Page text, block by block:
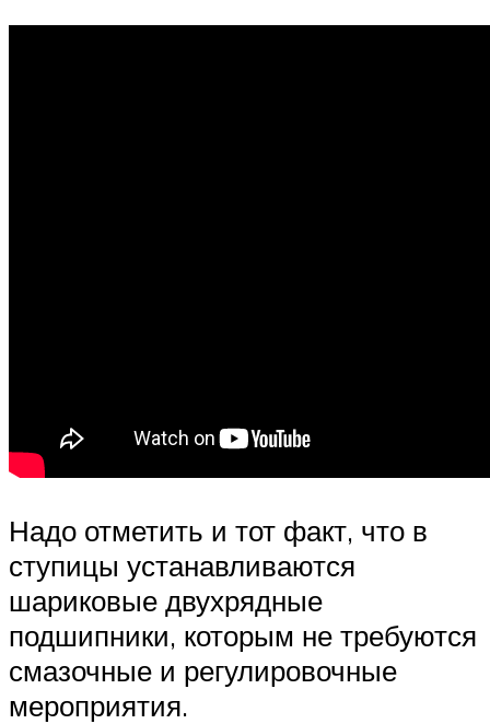
Надо отметить и тот факт, что в
ступицы устанавливаются
шариковые двухрядные
подшипники, которым не требуются
смазочные и регулировочные
мероприятия.